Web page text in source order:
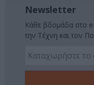
Newsletter
Κάθε βδομάδα στο
την Τέχνη και τον